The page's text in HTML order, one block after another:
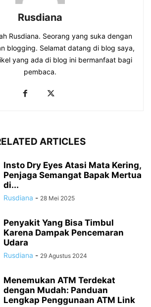
Rusdiana
Rusdiana. Seorang yang suka dengan
blogging. Selamat datang di blog saya,
yang ada di blog ini bermanfaat bagi
pembaca.
ARTICLES
Insto Dry Eyes Atasi Mata Kering,
Penjaga Semangat Bapak Mertua
di...
Rusdiana - 28 Mei 2025
Penyakit Yang Bisa Timbul
Karena Dampak Pencemaran
Udara
Rusdiana - 29 Agustus 2024
Menemukan ATM Terdekat
dengan Mudah: Panduan
Lengkap Penggunaan ATM Link